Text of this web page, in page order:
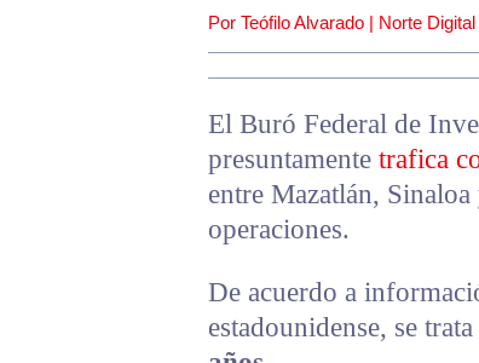
Por Teófilo Alvarado | Norte Digital
El Buró Federal de
presuntamente trafica
entre Mazatlán,
operaciones.
De acuerdo a
estadounidense, se trata